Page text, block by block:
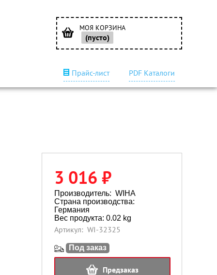
МОЯ КОРЗИНА
(пусто)
Прайс-лист PDF Каталоги
3 016 ₽
Производитель: WIHA
Страна производства:
Германия
Вес продукта: 0.02 kg
Артикул: WI-32325
Под заказ
Предзаказ